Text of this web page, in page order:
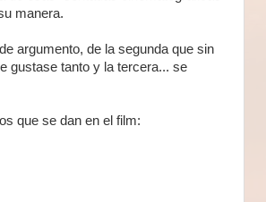
manera.
argumento, de la segunda que sin
gustase tanto y la tercera... se
que se dan en el film: